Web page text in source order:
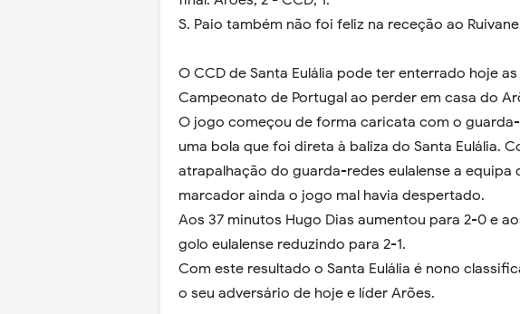
S. Paio também não foi feliz na receção ao
O CCD de Santa Eulália pode ter enterrado hoje
Campeonato de Portugal ao perder em casa do
O jogo começou de forma caricata com o
uma bola que foi direta à baliza do Santa Eulália.
atrapalhação do guarda-redes eulalense a equipa
marcador ainda o jogo mal havia despertado.
Aos 37 minutos Hugo Dias aumentou para 2-0 e
golo eulalense reduzindo para 2-1.
Com este resultado o Santa Eulália é nono
o seu adversário de hoje e líder Arões.